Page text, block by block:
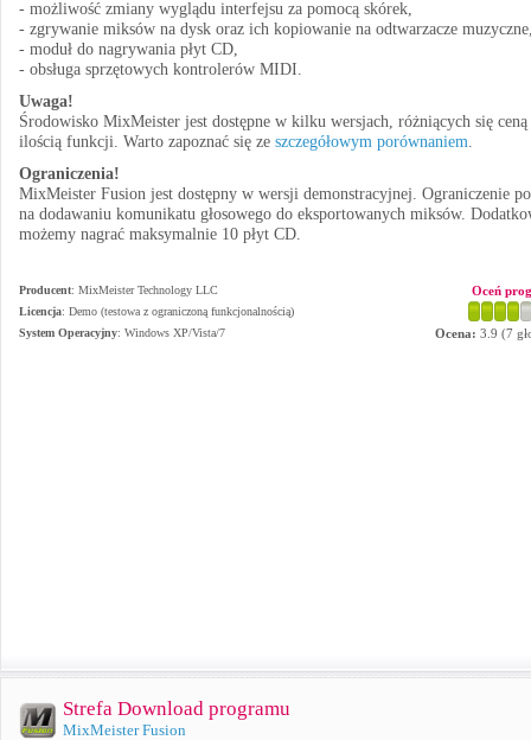
- możliwość zmiany wyglądu interfejsu za pomocą skórek,
- zgrywanie miksów na dysk oraz ich kopiowanie na odtwarzacze
- moduł do nagrywania płyt CD,
- obsługa sprzętowych kontrolerów MIDI.
Uwaga!
Środowisko MixMeister jest dostępne w kilku wersjach, różniących się
ilością funkcji. Warto zapoznać się ze szczegółowym porównaniem.
Ograniczenia!
MixMeister Fusion jest dostępny w wersji demonstracyjnej. Ograniczenie
na dodawaniu komunikatu głosowego do eksportowanych miksów.
możemy nagrać maksymalnie 10 płyt CD.
Producent: MixMeister Technology LLC
Licencja: Demo (testowa z ograniczoną funkcjonalnością)
System Operacyjny: Windows XP/Vista/7
Oceń
Ocena: 3.9 (7
Strefa Download programu
MixMeister Fusion